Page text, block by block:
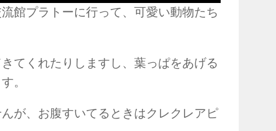
館プラトーに行って、可愛い動物たち
てくれたりしますし、葉っぱをあげる
。
が、お腹すいてるときはクレクレアピ